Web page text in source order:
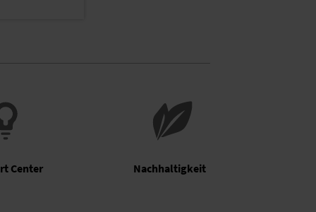
Center Nachhaltigkeit